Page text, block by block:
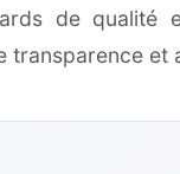
de qualité
transparence et